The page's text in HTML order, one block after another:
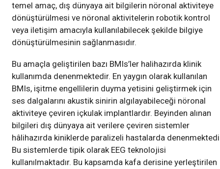
temel amaç, dış dünyaya ait bilgilerin nöronal aktiviteye
dönüştürülmesi ve nöronal aktivitelerin robotik kontrol
veya iletişim amacıyla kullanılabilecek şekilde bilgiye
dönüştürülmesinin sağlanmasıdır.
Bu amaçla geliştirilen bazı BMIs’ler halihazırda klinik
kullanımda denenmektedir. En yaygın olarak kullanılan
BMIs, işitme engellilerin duyma yetisini geliştirmek için
ses dalgalarını akustik sinirin algılayabileceği nöronal
aktiviteye çeviren içkulak implantlardır. Beyinden alınan
bilgileri dış dünyaya ait verilere çeviren sistemler
hâlihazırda kiniklerde paralizeli hastalarda
Bu sistemlerde tipik olarak EEG teknolojisi
kullanılmaktadır. Bu kapsamda kafa derisine yerleştirilen